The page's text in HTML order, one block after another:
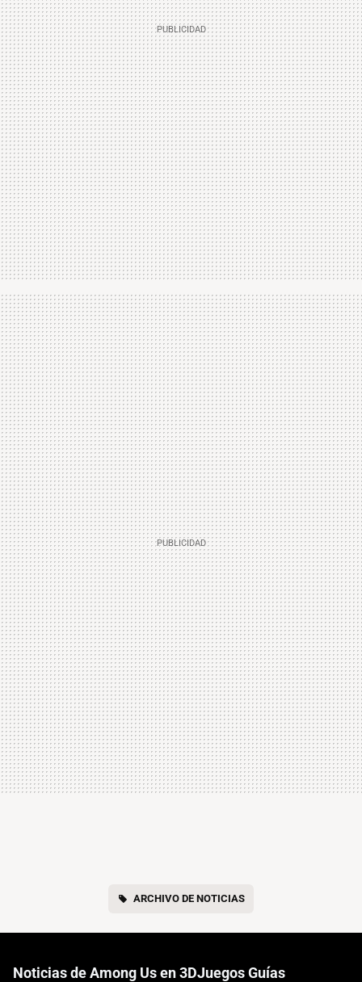
ARCHIVO DE NOTICIAS
Noticias de Among Us en 3DJuegos Guías